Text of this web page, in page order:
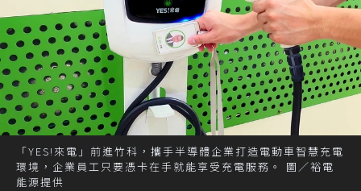
「YES!來電」前進竹科，攜手半導體企業打造電動車智慧充電
環境，企業員工只要憑卡在手就能享受充電服務。 圖／裕電
能源提供